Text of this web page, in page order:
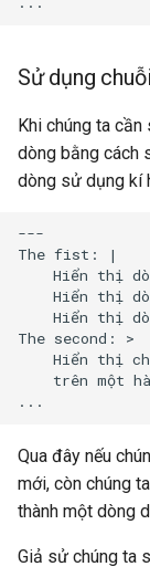
Sử dụng chuỗi
Khi chúng ta
dòng bằng cách
dòng sử dụng kí
---
The fist: |
Hiển thị
Hiển thị
Hiển thị
The second: >
Hiển thị
trên một
Qua đây nếu
mới, còn chúng
thành một dòng
Giả sử chúng ta